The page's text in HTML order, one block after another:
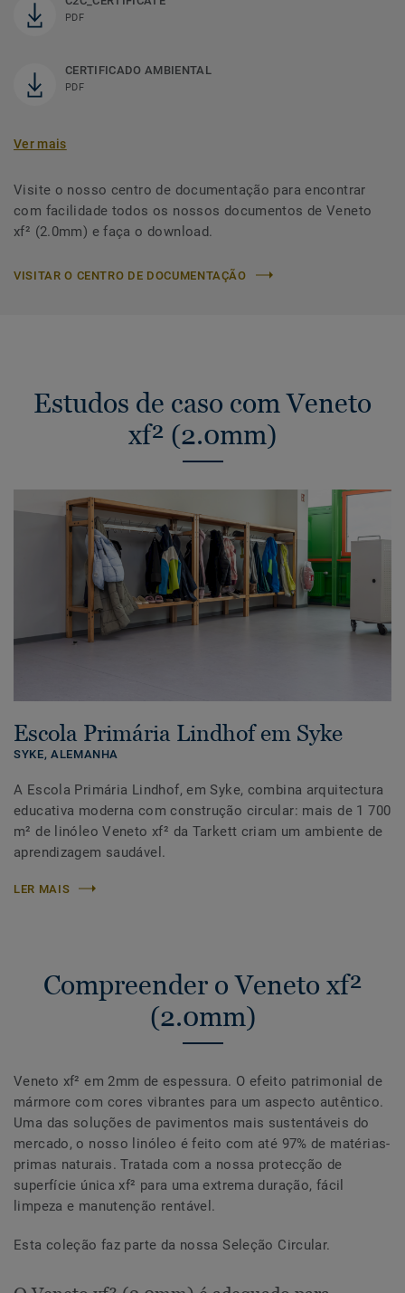
PDF
CERTIFICADO AMBIENTAL
PDF
Ver mais
Visite o nosso centro de documentação para encontrar
com facilidade todos os nossos documentos de Veneto
xf² (2.0mm) e faça o download.
VISITAR O CENTRO DE DOCUMENTAÇÃO
Estudos de caso com Veneto
xf² (2.0mm)
Escola Primária Lindhof em Syke
SYKE, ALEMANHA
A Escola Primária Lindhof, em Syke, combina arquitectura
educativa moderna com construção circular: mais de 1 700
m² de linóleo Veneto xf² da Tarkett criam um ambiente de
aprendizagem saudável.
LER MAIS
Compreender o Veneto xf²
(2.0mm)
Veneto xf² em 2mm de espessura. O efeito patrimonial de
mármore com cores vibrantes para um aspecto autêntico.
Uma das soluções de pavimentos mais sustentáveis do
mercado, o nosso linóleo é feito com até 97% de matérias-
primas naturais. Tratada com a nossa protecção de
superfície única xf² para uma extrema duração, fácil
limpeza e manutenção rentável.
Esta coleção faz parte da nossa Seleção Circular.